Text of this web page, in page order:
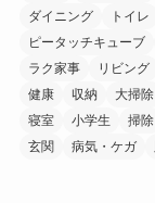
ダイニング
トイレ
ピータッチキューブ
ラク家事
リビング
健康
収納 大掃除
寝室
小学生 掃除
玄関
病気・ケガ